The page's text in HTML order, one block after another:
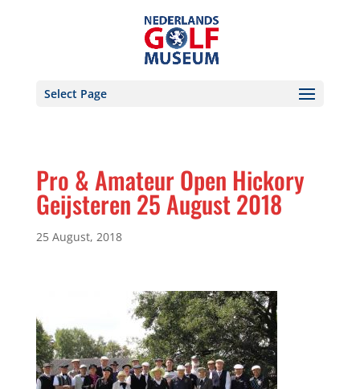
Select Page
Pro & Amateur Open Hickory
Geijsteren 25 August 2018
25 August, 2018